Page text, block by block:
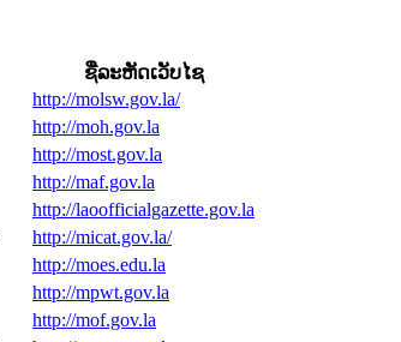
ຊື່ລະຫັດເວັບໄຊ
http://molsw.gov.la/
http://moh.gov.la
http://most.gov.la
http://maf.gov.la
http://laoofficialgazette.gov.la
http://micat.gov.la/
http://moes.edu.la
http://mpwt.gov.la
http://mof.gov.la